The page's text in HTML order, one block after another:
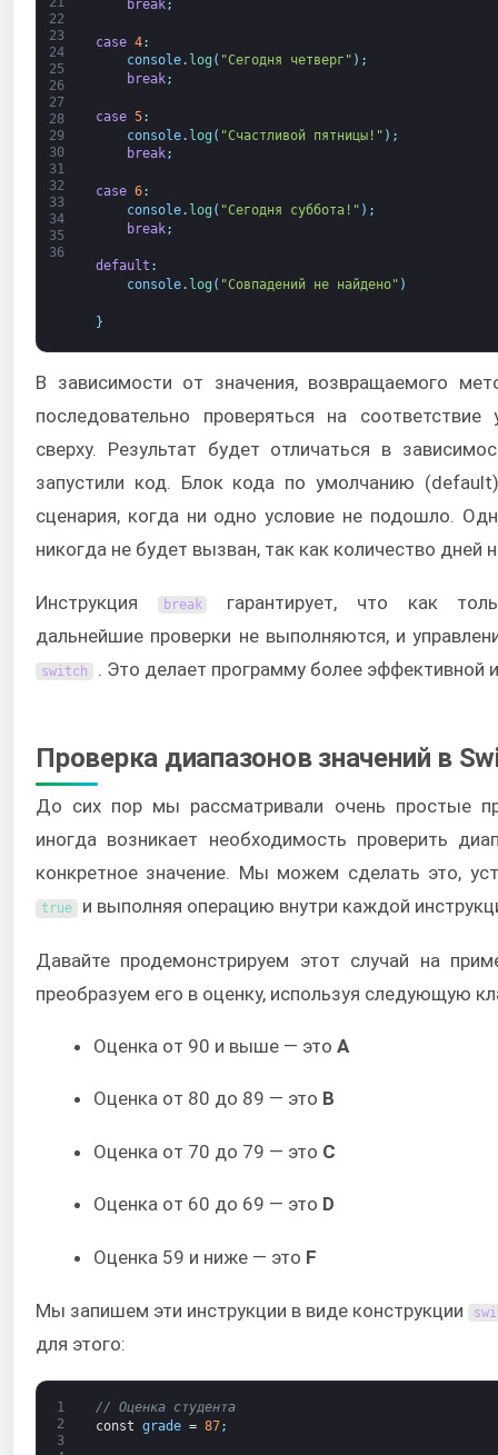
22
23
24
25
26
27
28
29
30
31
32
33
34
35
36
break;
case 4:
console. log ( "Сегодня четверг" ) ;
break;
case 5:
console. log ( "Счастливой пятницы!" ) ;
break;
case 6:
console. log ( "Сегодня суббота!" ) ;
break;
default :
console. log ( "Совпадений не найдено" )
}
В зависимости от значения, возвращаемого
последовательно проверяться на
сверху. Результат будет отличаться в
запустили код. Блок кода по умолчанию
сценария, когда ни одно условие не подошло.
никогда не будет вызван, так как количество дней
Инструкция break
гарантирует, что как
дальнейшие проверки не выполняются, и
switch . Это делает программу более эффективной
Проверка диапазонов значений в
До сих пор мы рассматривали очень простые
иногда возникает необходимость проверить
конкретное значение. Мы можем сделать это,
true и выполняя операцию внутри каждой
Давайте продемонстрируем этот случай на
преобразуем его в оценку, используя следующую
Оценка от 90 и выше — это A
Оценка от 80 до 89 — это B
Оценка от 70 до 79 — это C
Оценка от 60 до 69 — это D
Оценка 59 и ниже — это F
Мы запишем эти инструкции в виде конструкции
для этого:
1
2
3
// Оценка студента
const grade = 87;